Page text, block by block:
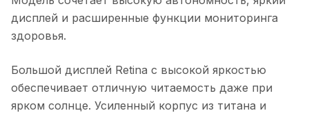
дисплей и расширенные функции мониторинга
здоровья.
Большой дисплей Retina с высокой яркостью
обеспечивает отличную читаемость даже при
ярком солнце. Усиленный корпус из титана и